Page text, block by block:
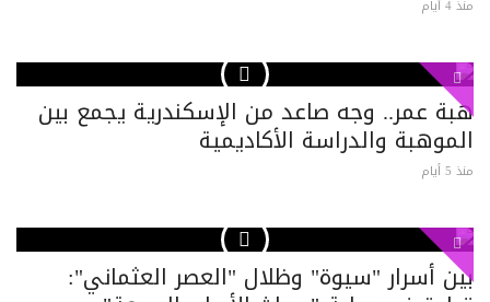
منذ 4 أيام
هبة عمر.. وجه صاعد من الإسكندرية يجمع بين
الموهبة والدراسة الأكاديمية
منذ 5 أيام
بين أسرار "سيوة" وظلال "العصر العثماني":